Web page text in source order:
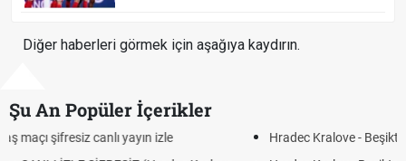
Diğer haberleri görmek için aşağıya kaydırın.
Şu An Popüler İçerikler
Hradec Kralove - Beşiktaş maçı şifresiz izle canlı tv100 linki